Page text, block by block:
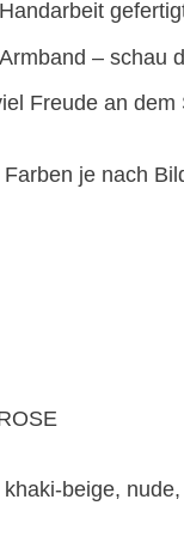
– schau
Freude an
je nach
beige,